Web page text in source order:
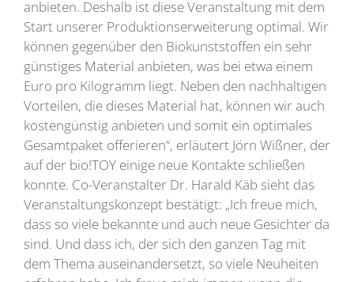
anbieten. Deshalb ist diese Veranstaltung mit dem
Start unserer Produktionserweiterung optimal. Wir
können gegenüber den Biokunststoffen ein sehr
günstiges Material anbieten, was bei etwa einem
Euro pro Kilogramm liegt. Neben den nachhaltigen
Vorteilen, die dieses Material hat, können wir auch
kostengünstig anbieten und somit ein optimales
Gesamtpaket offerieren“, erläutert Jörn Wißner, der
auf der bio!TOY einige neue Kontakte schließen
konnte. Co-Veranstalter Dr. Harald Käb sieht das
Veranstaltungskonzept bestätigt: „Ich freue mich,
dass so viele bekannte und auch neue Gesichter da
sind. Und dass ich, der sich den ganzen Tag mit
dem Thema auseinandersetzt, so viele Neuheiten